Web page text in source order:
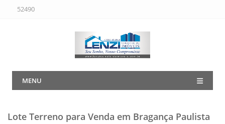
52490
MENU
Lote Terreno para Venda em Bragança Paulista